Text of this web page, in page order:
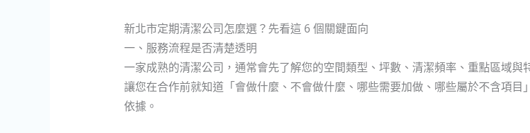
新北市定期清潔公司怎麼選？先看這 6 個關鍵面向
一、服務流程是否清楚透明
一家成熟的清潔公司，通常會先了解您的空間類型、坪數、清潔頻率、重點區域
讓您在合作前就知道「會做什麼、不會做什麼、哪些需要加做、哪些屬於不含項
依據。